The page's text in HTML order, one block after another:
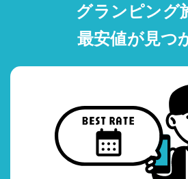
グランピング
最安値が見つ